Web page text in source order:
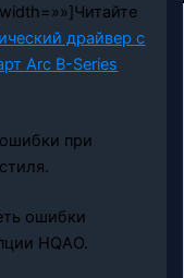
драйвер с
Arc B-Series
при
ошибки
HQAO.